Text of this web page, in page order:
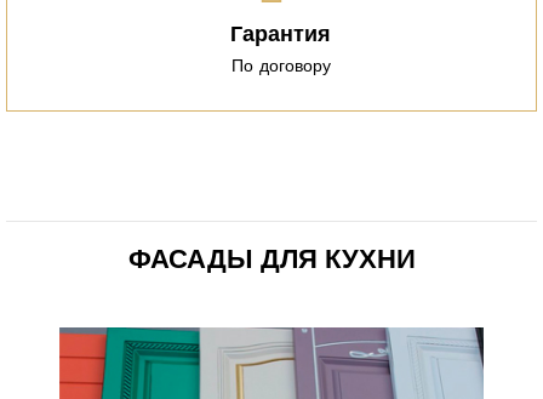
Гарантия
По договору
ФАСАДЫ ДЛЯ КУХНИ